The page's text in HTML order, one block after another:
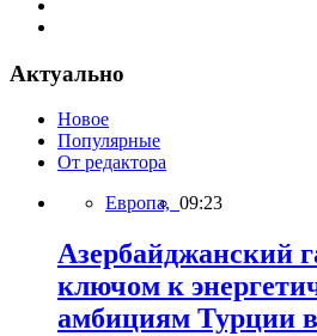
Актуально
Новое
Популярные
От редактора
Европа, 09:23
Азербайджанский
ключом к
амбициям Турции